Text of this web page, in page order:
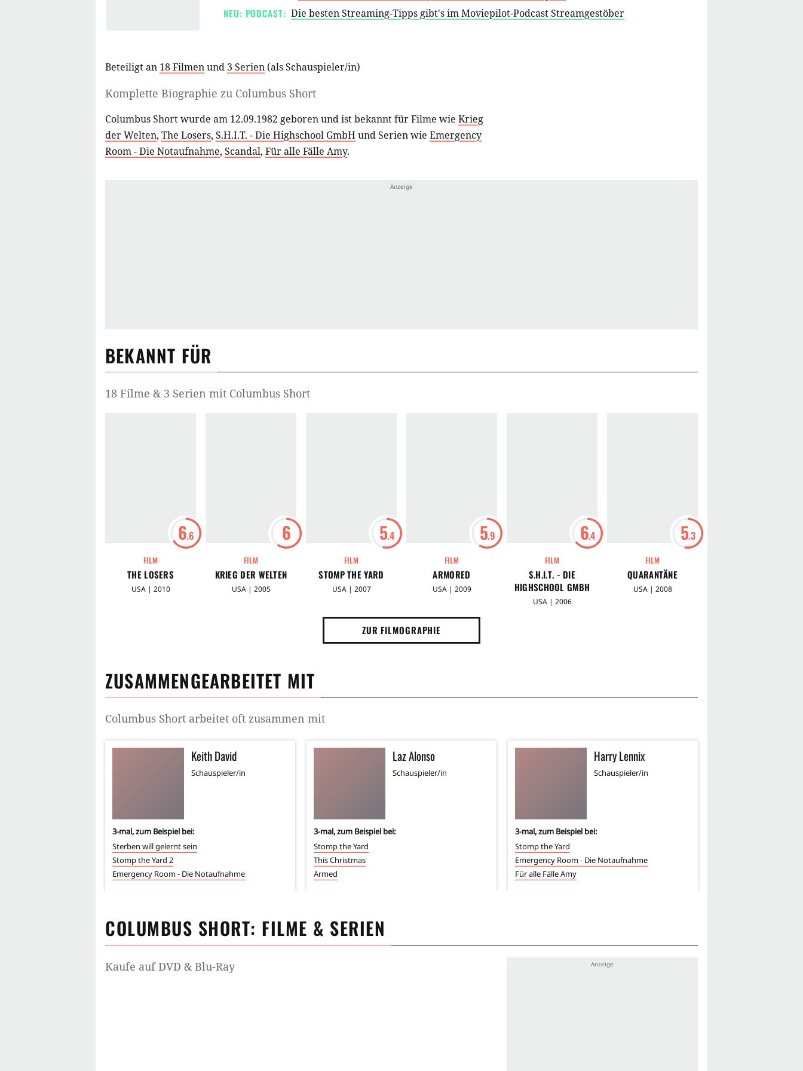
NEU: PODCAST: Die besten Streaming-Tipps gibt's im Moviepilot-Podcast Streamgestöber
Beteiligt an 18 Filmenund 3 Serien (alsSchauspieler/in)
Komplette Biographie zu Columbus Short
Columbus Short wurde am 12.09.1982 geboren und ist bekannt für Filme wie Krieg
der Welten, The Losers, S.H.I.T. - Die Highschool GmbH und Serien wie Emergency
Room - Die Notaufnahme, Scandal, Für alle Fälle Amy.
BEKANNT FÜR
18 Filme & 3 Serien mit Columbus Short
6.6
FILM
THE LOSERS
USA | 2010
6
FILM
KRIEG DER WELTEN
USA | 2005
5.4
FILM
STOMP THE YARD
USA | 2007
5.9
FILM
ARMORED
USA | 2009
6.4
FILM
S.H.I.T. - DIE
HIGHSCHOOL GMBH
USA | 2006
5.3
FILM
QUARANTÄNE
USA | 2008
ZUR FILMOGRAPHIE
ZUSAMMENGEARBEITET MIT
Columbus Short arbeitet oft zusammen mit
Keith David
Schauspieler/in
3-mal, zum Beispiel bei:
Sterben will gelernt sein
Stomp the Yard 2
Emergency Room - Die Notaufnahme
Laz Alonso
Schauspieler/in
3-mal, zum Beispiel bei:
Stomp the Yard
This Christmas
Armed
Harry Lennix
Schauspieler/in
3-mal, zum Beispiel bei:
Stomp the Yard
Emergency Room - Die Notaufnahme
Für alle Fälle Amy
COLUMBUS SHORT: FILME & SERIEN
Kaufe auf DVD & Blu-Ray